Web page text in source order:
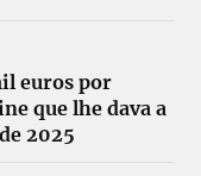
euros por
que lhe dava a
2025